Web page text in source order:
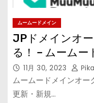
ムームードメイン
JPドメインオ
る！ – ムームー
11月 30, 2023
ムームードメインオ
更新・新規…